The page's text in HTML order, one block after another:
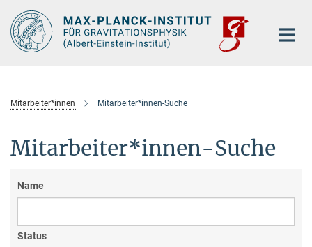
Hauptinhalt
Mitarbeiter*innen Mitarbeiter*innen-Suche
Mitarbeiter*innen-Suche
Name
Status